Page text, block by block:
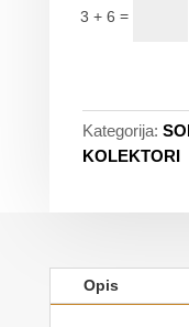
3 + 6 =
Kategorija:
KOLEKTORI
Opis